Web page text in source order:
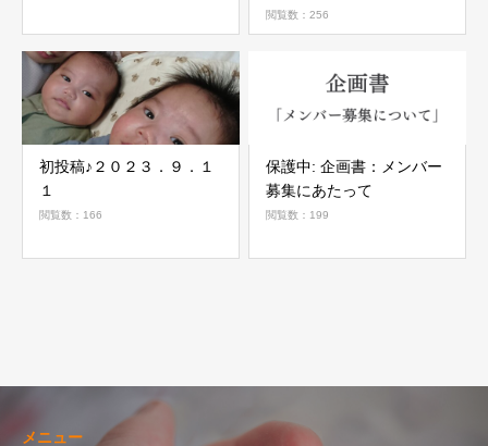
閲覧数：256
初投稿♪２０２３．９．１
１
閲覧数：166
保護中: 企画書：メンバー
募集にあたって
閲覧数：199
メニュー